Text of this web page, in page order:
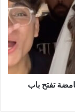
تفتح باب